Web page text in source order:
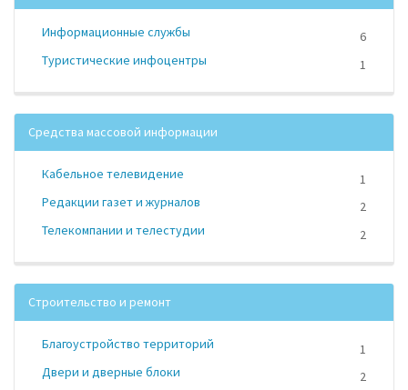
Информационные службы
6
Туристические инфоцентры
1
Средства массовой информации
Кабельное телевидение
1
Редакции газет и журналов
2
Телекомпании и телестудии
2
Строительство и ремонт
Благоустройство территорий
1
Двери и дверные блоки
2